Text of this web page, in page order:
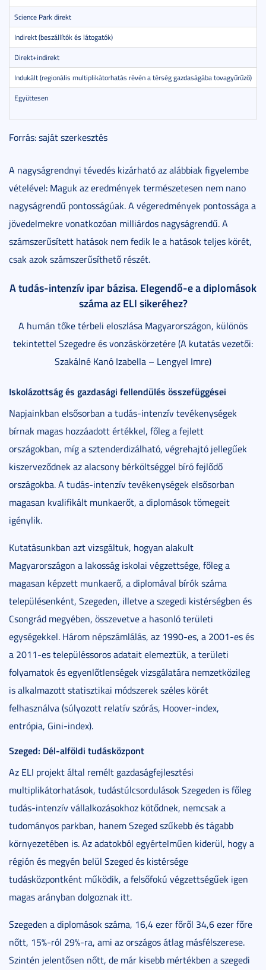
Science Park direkt
Indirekt (beszállítók és látogatók)
Direkt+indirekt
Indukált (regionális multiplikátorhatás révén a térség gazdaságába tovagyűrűző)
Együttesen
Forrás: saját szerkesztés
A nagyságrendnyi tévedés kizárható az alábbiak figyelembe
vételével: Maguk az eredmények természetesen nem nano
nagyságrendű pontosságúak. A végeredmények pontossága a
jövedelmekre vonatkozóan milliárdos nagyságrendű. A
számszerűsített hatások nem fedik le a hatások teljes körét,
csak azok számszerűsíthető részét.
A tudás-intenzív ipar bázisa. Elegendő-e a diplomások
száma az ELI sikeréhez?
A humán tőke térbeli eloszlása Magyarországon, különös
tekintettel Szegedre és vonzáskörzetére (A kutatás vezetői:
Szakálné Kanó Izabella – Lengyel Imre)
Iskolázottság és gazdasági fellendülés összefüggései
Napjainkban elsősorban a tudás-intenzív tevékenységek
bírnak magas hozzáadott értékkel, főleg a fejlett
országokban, míg a sztenderdizálható, végrehajtó jellegűek
kiszerveződnek az alacsony bérköltséggel bíró fejlődő
országokba. A tudás-intenzív tevékenységek elsősorban
magasan kvalifikált munkaerőt, a diplomások tömegeit
igénylik.
Kutatásunkban azt vizsgáltuk, hogyan alakult
Magyarországon a lakosság iskolai végzettsége, főleg a
magasan képzett munkaerő, a diplomával bírók száma
településenként, Szegeden, illetve a szegedi kistérségben és
Csongrád megyében, összevetve a hasonló területi
egységekkel. Három népszámlálás, az 1990-es, a 2001-es és
a 2011-es településsoros adatait elemeztük, a területi
folyamatok és egyenlőtlenségek vizsgálatára nemzetközileg
is alkalmazott statisztikai módszerek széles körét
felhasználva (súlyozott relatív szórás, Hoover-index,
entrópia, Gini-index).
Szeged: Dél-alföldi tudásközpont
Az ELI projekt által remélt gazdaságfejlesztési
multiplikátorhatások, tudástúlcsordulások Szegeden is főleg
tudás-intenzív vállalkozásokhoz kötődnek, nemcsak a
tudományos parkban, hanem Szeged szűkebb és tágabb
környezetében is. Az adatokból egyértelműen kiderül, hogy a
régión és megyén belül Szeged és kistérsége
tudásközpontként működik, a felsőfokú végzettségűek igen
magas arányban dolgoznak itt.
Szegeden a diplomások száma, 16,4 ezer főről 34,6 ezer főre
nőtt, 15%-ról 29%-ra, ami az országos átlag másfélszerese.
Szintén jelentősen nőtt, de már kisebb mértékben a szegedi